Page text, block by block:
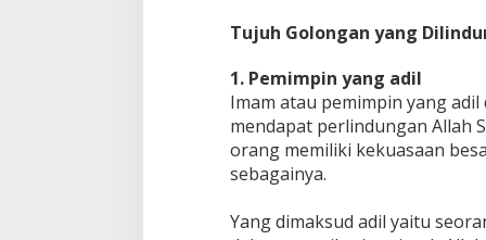
Tujuh Golongan yang
1. Pemimpin yang adil
Imam atau pemimpin yang
mendapat perlindungan Allah
orang memiliki kekuasaan
sebagainya.
Yang dimaksud adil yaitu